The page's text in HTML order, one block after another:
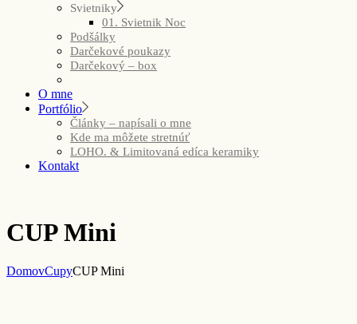
Svietniky
01. Svietnik Noc
Podšálky
Darčekové poukazy
Darčekový – box
O mne
Portfólio
Články – napísali o mne
Kde ma môžete stretnúť
LOHO. & Limitovaná edíca keramiky
Kontakt
CUP Mini
DomovCupyCUP Mini